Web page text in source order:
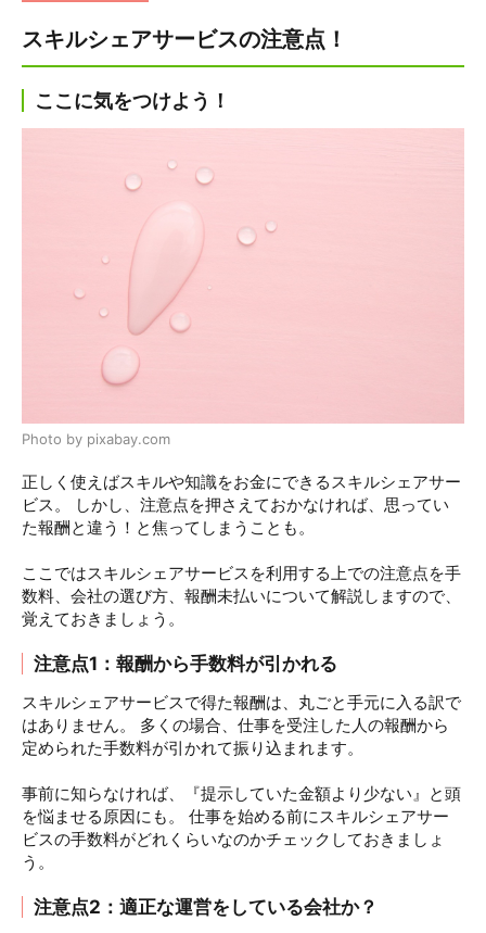
スキルシェアサービスの注意点！
ここに気をつけよう！
Photo by pixabay.com
正しく使えばスキルや知識をお金にできるスキルシェアサー
ビス。 しかし、注意点を押さえておかなければ、思ってい
た報酬と違う！と焦ってしまうことも。
ここではスキルシェアサービスを利用する上での注意点を手
数料、会社の選び方、報酬未払いについて解説しますので、
覚えておきましょう。
注意点1：報酬から手数料が引かれる
スキルシェアサービスで得た報酬は、丸ごと手元に入る訳で
はありません。 多くの場合、仕事を受注した人の報酬から
定められた手数料が引かれて振り込まれます。
事前に知らなければ、『提示していた金額より少ない』と頭
を悩ませる原因にも。 仕事を始める前にスキルシェアサー
ビスの手数料がどれくらいなのかチェックしておきましょ
う。
注意点2：適正な運営をしている会社か？